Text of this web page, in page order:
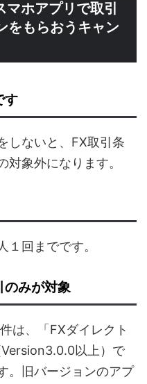
ホアプリで取引
をもらおうキャン
す
しないと、FX取引条
象外になります。
１回までです。
のみが対象
は、「FXダイレクト
以上）で
。旧バージョンのアプ